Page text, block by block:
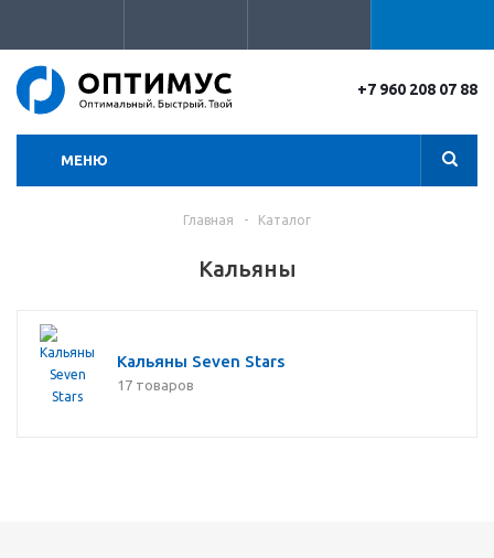
+7 960 208 07 88
МЕНЮ
Главная - Каталог
Кальяны
Кальяны Seven Stars
17 товаров